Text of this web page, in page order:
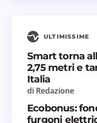
ULTIMISSIME
Smart torna
2,75 metri e
Italia
di Redazione
Ecobonus:
furgoni